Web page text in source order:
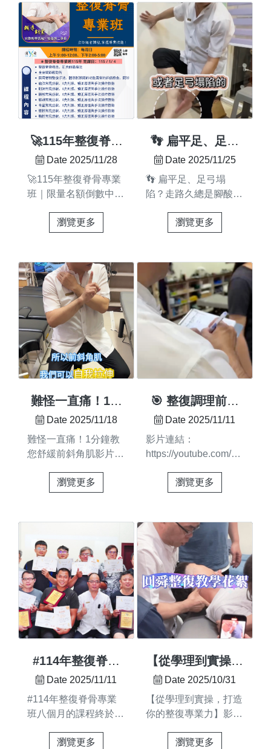
圓舜整復 #整復脊骨專
業班 #整復教學 #整復
課程#專業培訓 #技術
培訓 #技術養成 #專業
技能 #專業課程 #專業
成長 #課程推薦 #培...
傳遞關懷；公益不是口
號， 是一次又一次的
實際付出。 而每一位
願意參與的你， 就是
我們繼續前進的理由。
也謝謝每一位到場的朋
友，因為你們，這份善
意才能一直傳下去，變
得更有意義。 義整服
務老師王玠詳、王健
高誌聰、陳生諺、陳元
顥、鄭揚翰 活動支援
夥伴王詠霈、王芝妤、
廷、鄭依婕期待未來繼
地方#圓舜整復 #圓舜
義整團隊 #公益義整 #
愛心園遊會#台南仁德
#社區服務 #脊骨保健
#專業整復 #溫暖傳遞
有感的變化 放鬆僵硬
肌肉，減少痠痛舒緩疼
痛與疲勞促進血液循
環、幫助代謝廢物改善
慢性發炎，有助於組織
修復放鬆神經，增進復
原提升活動力與柔韌度
減輕壓力，舒緩一天的
疲勞幫助入睡，讓你一
夜好眠 使用前必看：
間：每次 15–20 分鐘
（避免過久） 溫度：
溫熱即可 40–45℃（以
用情況：急性發炎開放
過熱狀況特殊疾病患者
需先諮詢醫師或專業人
員 正確使用，熱敷能
讓你的身體恢復得更
快、更...
🚀115年整復脊骨
專業班｜限量名額
Date 2025/11/28
🚀115年整復脊骨專業
班｜限量名額倒數中！
＃成為整復師的最佳起
助別人的專業技術： ✔
能改善別人身體、帶來
改變、不可替代 ✔ 能
提升對方的健康狀態，
讓他走得更輕鬆🚶‍♂️、
睡得更安穩😴、生活
更自在🌿那麼你的未來
會如何？💡 當你的雙
手具備「能幫助別人」
的能力，能為別人帶來
開始「幫助你」走向更
好的地方。✨ 你的生
活，也將因為這份專業
定 📈 職涯方向更清
升 🏆 專業價值凸顯 🌟
成就感滿滿所有這些...
瀏覽更多
👣 扁平足、足弓
塌陷？走路久總是
Date 2025/11/25
👣 扁平足、足弓塌
陷？走路久總是腳酸腰
或足弓塌陷，不只是腳
背！💔長期下來，可能
會出現：🦶走路時腳底
容易痠痛或疲勞🦵小
腿、膝蓋、髖關節或腰
背時常酸痛🤸‍♀️運動時
足踝不穩，容易扭傷👟
鞋底磨損內外側不均，
影響平衡💥腳底、小腿
容易抽筋👣足底筋膜炎
💡 改善扁平足、足弓
不可1️⃣ 專業調理：圓
舜整復針對結構與軟組
織平衡，減少全身代償
弓鞋墊，支撐足弓，保
影片，強化足底肌群，
走路更穩健🎬 王老師的
足弓訓練教學影片！影
片連結：
https://youtube.com/shorts/
feat...
瀏覽更多
難怪一直痛！1分
鐘教您舒緩前斜角
Date 2025/11/18
難怪一直痛！1分鐘教
您舒緩前斜角肌影片連
https://youtube.com/shorts/FxRenQQb5Lk?
麻、手指麻 ➡ 鎖骨上
方悶痛、壓痛 ➡ 肩膀
痠痛、上背緊繃 ➡ 深
呼吸不順、胸悶 ➡ 頭
痛很多人以為只是肩頸
緊，其實真正原因很可
能是—— 👉 前斜角肌
引起的神經與血管反應
由 王老師 親自示
伸 每天 1 分鐘，安全
有效幫助舒緩肩頸、手
麻與胸悶。💡 注意：
善，可能是前斜角肌長
瀏覽更多
🎯 整復調理前，
你知道老師們都在
Date 2025/11/11
影片連結：
https://youtube.com/shorts/
feature=share🎯 整復
意按壓，而是依據專業
判斷，精準下手每一次
調理前，老師們都會：
👂 詢問（客人自述）了
解您的不適狀況、日常
習慣姿勢、工作型態👀
觀察（靜態與動態）從
站姿、坐姿、步態、習
慣動作中，看出身體的
失衡🤲 測試（功能性
肌肉張力等狀態🧩 評
估（整合分析）分析問
題根源，確認影響範
法只有「先讀懂身體」
瀏覽更多
#114年整復脊骨
專業班 圓滿結訓
Date 2025/11/11
#114年整復脊骨專業
班八個月的課程終於圓
一批充滿毅力與熱情的
瀏覽更多
【從學理到實操，
打造你的整復專業
Date 2025/10/31
【從學理到實操，打造
你的整復專業力】影片
https://youtube.com/shorts/
瀏覽更多